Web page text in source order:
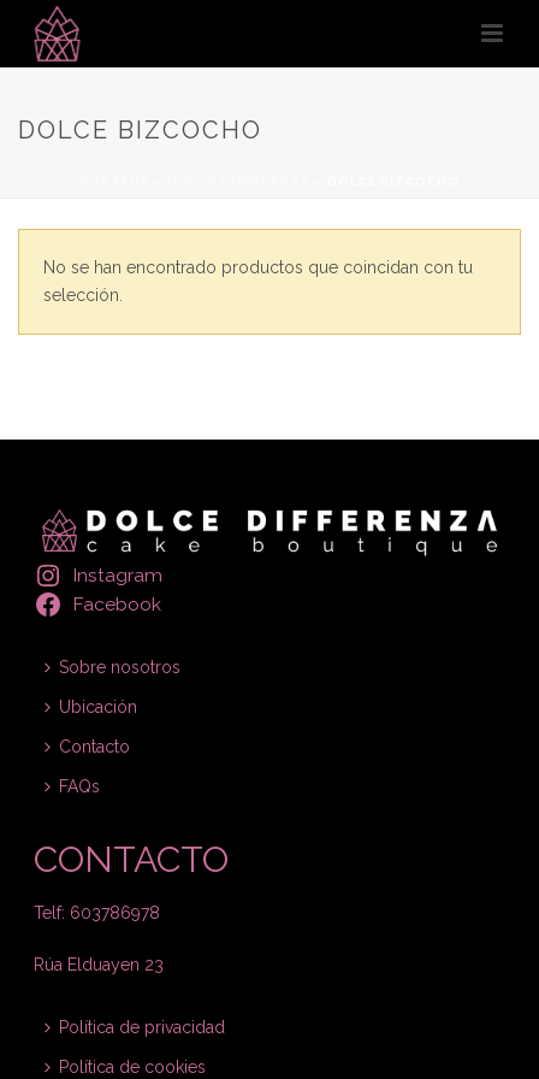
DOLCE BIZCOCHO
No se han encontrado productos que coincidan con tu
selección.
Instagram
Facebook
Sobre nosotros
Ubicación
Contacto
FAQs
CONTACTO
Telf: 603786978
Rúa Elduayen 23
Política de privacidad
Política de cookies